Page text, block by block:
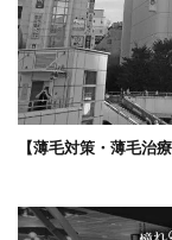
【薄毛対策・薄毛治